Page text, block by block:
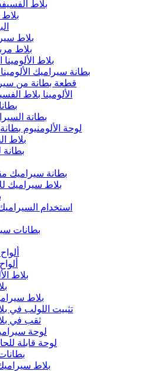
بلاط
بلاط
بلاط
بلاط
بطانة سيراميك
قطعة بطانة من
الألومينا بلاط
بطانة
لوحة الألومنيوم
بلاط
بطانة سيراميك
بلاط سيراميك
استخدام
بطانات
بلاط
بلاط
تثبيت اللولب في
ثقب في
لوحة
لوحة قابلة
بلاط